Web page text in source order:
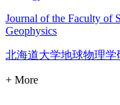
Journal of the Faculty of
Geophysics
北海道大学地球物理学
+ More